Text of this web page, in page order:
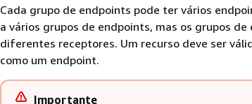
Cada grupo de endpoints pode ter vários
a vários grupos de endpoints, mas os grupos
diferentes receptores. Um recurso deve ser
como um endpoint.
Importante